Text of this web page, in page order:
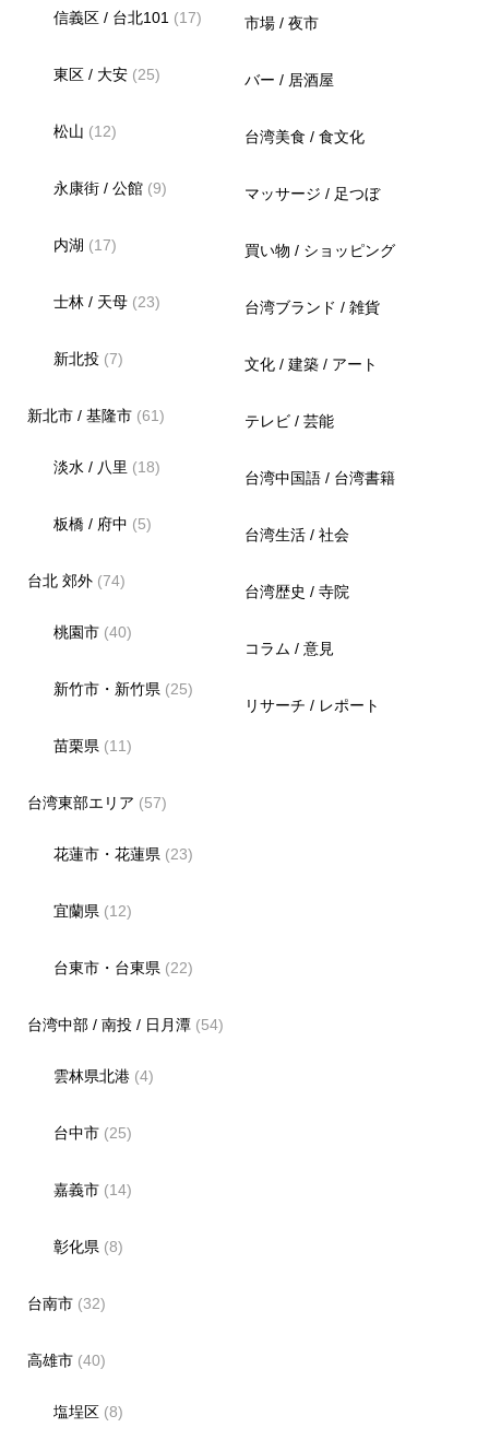
信義区 / 台北101 (17)
東区 / 大安 (25)
松山 (12)
永康街 / 公館 (9)
内湖 (17)
士林 / 天母 (23)
新北投 (7)
新北市 / 基隆市(61)
淡水 / 八里 (18)
板橋 / 府中 (5)
台北 郊外(74)
桃園市 (40)
新竹市・新竹県 (25)
苗栗県 (11)
台湾東部エリア (57)
花蓮市・花蓮県 (23)
宜蘭県 (12)
台東市・台東県 (22)
台湾中部 / 南投 / 日月潭(54)
雲林県北港 (4)
台中市 (25)
嘉義市 (14)
彰化県 (8)
台南市(32)
高雄市(40)
塩埕区 (8)
市場 / 夜市
バー / 居酒屋
台湾美食 / 食文化
マッサージ / 足つぼ
買い物 / ショッピング
台湾ブランド / 雑貨
文化 / 建築 / アート
テレビ / 芸能
台湾中国語 / 台湾書籍
台湾生活 / 社会
台湾歴史 / 寺院
コラム / 意見
リサーチ / レポート